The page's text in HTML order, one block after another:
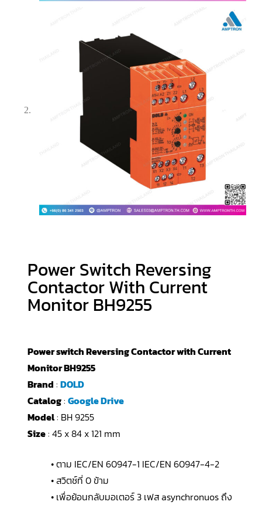
Power Switch Reversing
Contactor With Current
Monitor BH9255
Power switch Reversing Contactor with Current
Monitor BH9255
Brand : DOLD
Catalog: Google Drive
Model: BH 9255
Size: 45 x 84 x 121 mm
• ตาม IEC/EN 60947-1 IEC/EN 60947-4-2
• สวิตช์ที่ 0 ข้าม
• เพื่อย้อนกลับมอเตอร์ 3 เฟส asynchronuos ถึง